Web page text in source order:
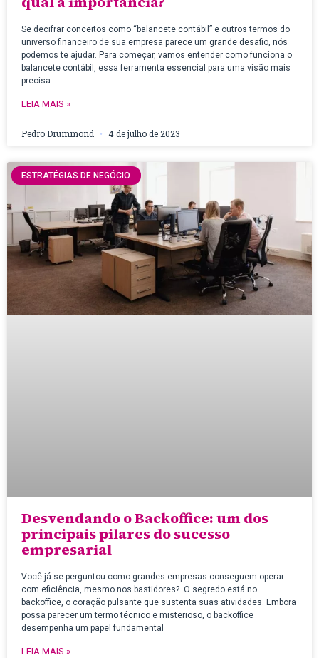
Se decifrar conceitos como “balancete contábil” e outros termos do
universo financeiro de sua empresa parece um grande desafio, nós
podemos te ajudar. Para começar, vamos entender como funciona o
balancete contábil, essa ferramenta essencial para uma visão mais
precisa
LEIA MAIS »
Pedro Drummond 4 de julho de 2023
ESTRATÉGIAS DE NEGÓCIO
Desvendando o Backoffice: um dos
principais pilares do sucesso
empresarial
Você já se perguntou como grandes empresas conseguem operar
com eficiência, mesmo nos bastidores? O segredo está no
backoffice, o coração pulsante que sustenta suas atividades. Embora
possa parecer um termo técnico e misterioso, o backoffice
desempenha um papel fundamental
LEIA MAIS »